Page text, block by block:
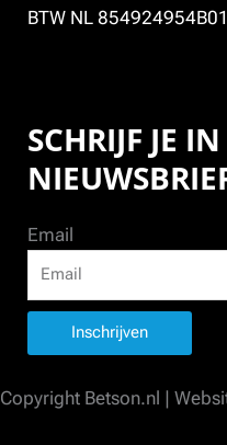
BTW NL 854924954B01
SCHRIJF JE
Email
Inschrijven
Copyright Betson.nl |